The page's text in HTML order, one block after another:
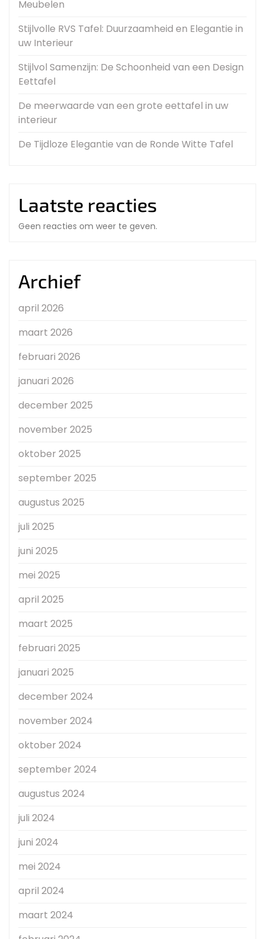
Meubelen
Stijlvolle RVS Tafel: Duurzaamheid en Elegantie in
uw Interieur
Stijlvol Samenzijn: De Schoonheid van een Design
Eettafel
De meerwaarde van een grote eettafel in uw
interieur
De Tijdloze Elegantie van de Ronde Witte Tafel
Laatste reacties
Geen reacties om weer te geven.
Archief
april 2026
maart 2026
februari 2026
januari 2026
december 2025
november 2025
oktober 2025
september 2025
augustus 2025
juli 2025
juni 2025
mei 2025
april 2025
maart 2025
februari 2025
januari 2025
december 2024
november 2024
oktober 2024
september 2024
augustus 2024
juli 2024
juni 2024
mei 2024
april 2024
maart 2024